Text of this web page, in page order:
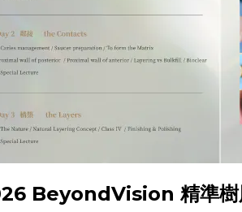
BeyondVision 精準